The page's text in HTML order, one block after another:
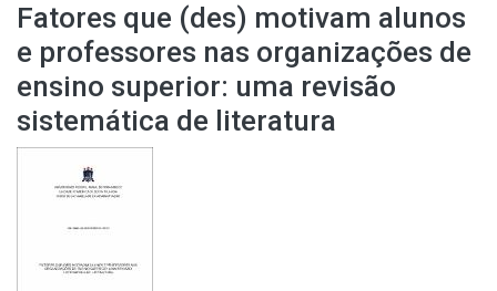
Fatores que (des) motivam alunos
e professores nas organizações de
ensino superior: uma revisão
sistemática de literatura